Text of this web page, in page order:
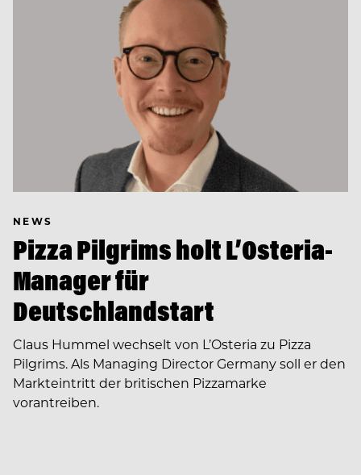
NEWS
Pizza Pilgrims holt L’Osteria-
Manager für
Deutschlandstart
Claus Hummel wechselt von L’Osteria zu Pizza
Pilgrims. Als Managing Director Germany soll er den
Markteintritt der britischen Pizzamarke
vorantreiben.